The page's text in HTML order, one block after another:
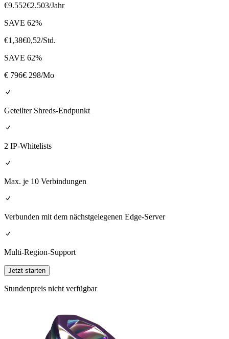
€9.552€2.503/Jahr
SAVE 62%
€1,38€0,52/Std.
SAVE 62%
€ 796€ 298/Mo
Geteilter Shreds-Endpunkt
2 IP-Whitelists
Max. je 10 Verbindungen
Verbunden mit dem nächstgelegenen Edge-Server
Multi-Region-Support
Jetzt starten
Stundenpreis nicht verfügbar